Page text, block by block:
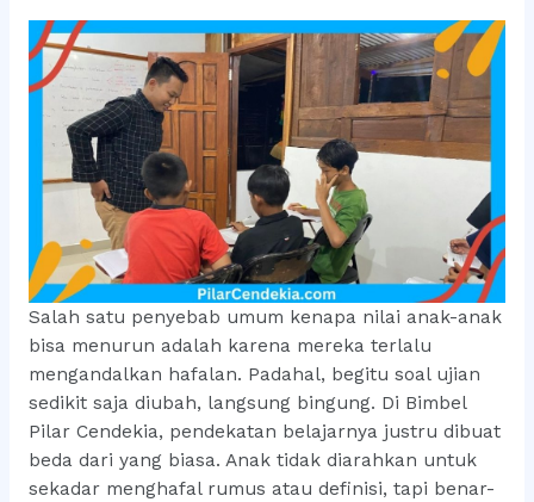
Salah satu penyebab umum kenapa nilai anak-anak
bisa menurun adalah karena mereka terlalu
mengandalkan hafalan. Padahal, begitu soal ujian
sedikit saja diubah, langsung bingung. Di Bimbel
Pilar Cendekia, pendekatan belajarnya justru dibuat
beda dari yang biasa. Anak tidak diarahkan untuk
sekadar menghafal rumus atau definisi, tapi benar-